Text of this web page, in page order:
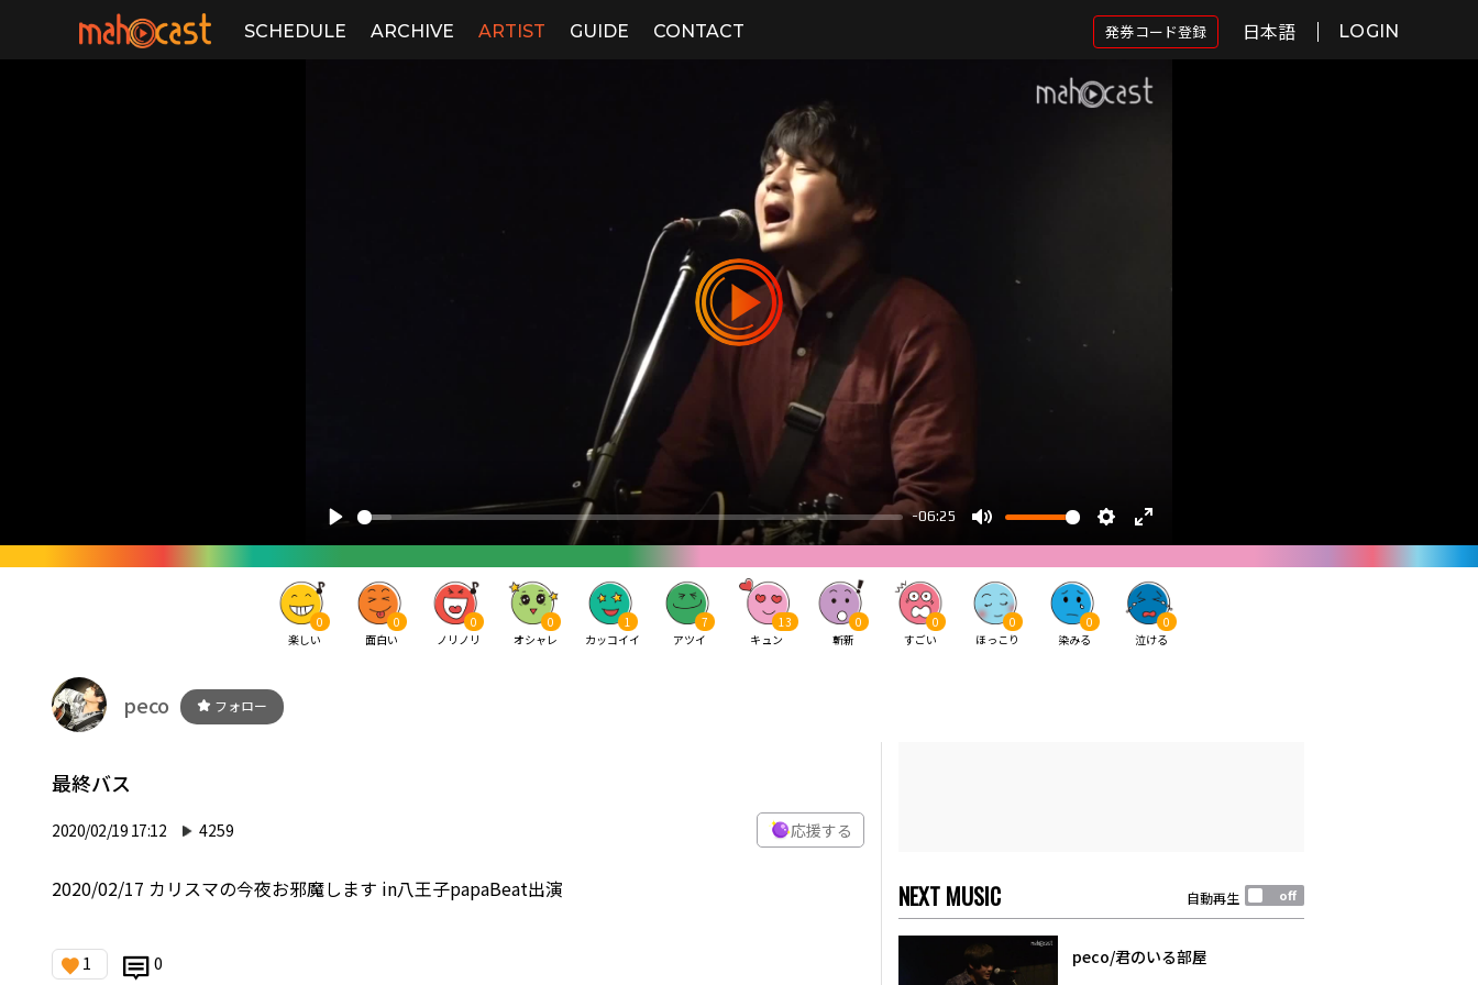
SCHEDULE ARCHIVE ARTIST GUIDE CONTACT 発券コード登録 日本語 LOGIN
0
楽しい
0
面白い
0
ノリノリ
0
オシャレ
1
カッコイイ
7
アツイ
13
キュン
0
斬新
0
すごい
0
ほっこり
0
染みる
0
泣ける
peco フォロー
最終バス
2020/02/19 17:12 4259 応援する
2020/02/17 カリスマの今夜お邪魔します in八王子papaBeat出演
1 0
NEXT MUSIC 自動再生
peco/君のいる部屋